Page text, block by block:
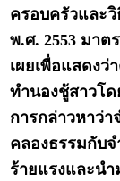
ครอบครัวและ
พ.ศ. 2553 มาต
เผยเพื่อแสดง
ทำนองชู้สาวโด
การกล่าวหาว่
คลองธรรมกับจ
ร้ายแรงและน